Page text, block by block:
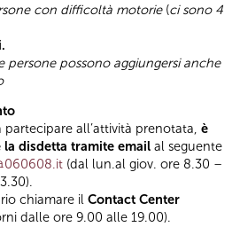
con difficoltà motorie(ci sono 4
persone possono aggiungersi anche
partecipare all’attività prenotata, è
disdetta tramite email al seguente
(dal lun.al giov. ore 8.30 –
chiamare il Contact Center
dalle ore 9.00 alle 19.00).